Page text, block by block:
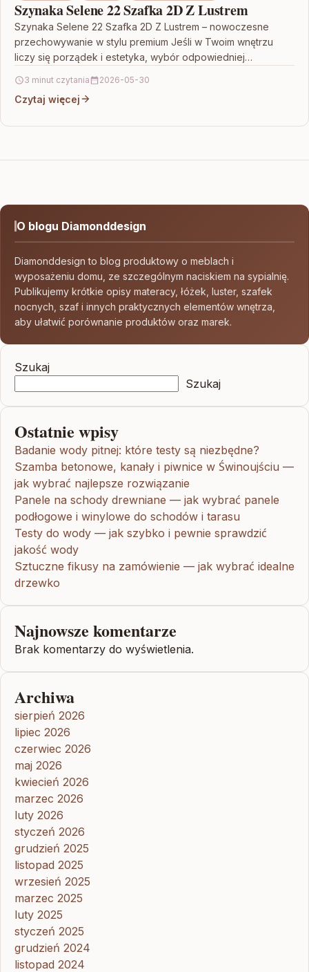
Szynaka Selene 22 Szafka 2D Z Lustrem
Szynaka Selene 22 Szafka 2D Z Lustrem – nowoczesne
przechowywanie w stylu premium Jeśli w Twoim wnętrzu
liczy się porządek i estetyka, wybór odpowiedniej…
3 minut czytania 2026-05-30
Czytaj więcej
O blogu Diamonddesign
Diamonddesign to blog produktowy o meblach i
wyposażeniu domu, ze szczególnym naciskiem na sypialnię.
Publikujemy krótkie opisy materacy, łóżek, luster, szafek
nocnych, szaf i innych praktycznych elementów wnętrza,
aby ułatwić porównanie produktów oraz marek.
Szukaj
Szukaj
Ostatnie wpisy
Badanie wody pitnej: które testy są niezbędne?
Szamba betonowe, kanały i piwnice w Świnoujściu —
jak wybrać najlepsze rozwiązanie
Panele na schody drewniane — jak wybrać panele
podłogowe i winylowe do schodów i tarasu
Testy do wody — jak szybko i pewnie sprawdzić
jakość wody
Sztuczne fikusy na zamówienie — jak wybrać idealne
drzewko
Najnowsze komentarze
Brak komentarzy do wyświetlenia.
Archiwa
sierpień 2026
lipiec 2026
czerwiec 2026
maj 2026
kwiecień 2026
marzec 2026
luty 2026
styczeń 2026
grudzień 2025
listopad 2025
wrzesień 2025
marzec 2025
luty 2025
styczeń 2025
grudzień 2024
listopad 2024